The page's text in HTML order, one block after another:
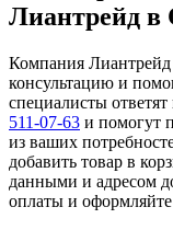
Лиантрейд в
Компания Лиантрейд
консультацию и
специалисты
511-07-63 и помогут
из ваших
добавить товар в
данными и адресом
оплаты и оформляйте